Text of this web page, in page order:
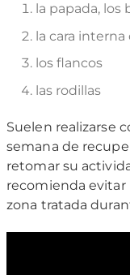
la papada, los
la cara
los flancos
las rodillas
Suelen realizarse
semana de
retomar su
recomienda evitar
zona tratada